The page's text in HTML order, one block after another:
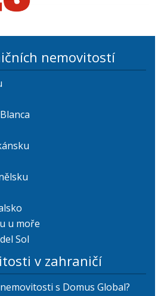
nemovitostí
u moře
Sol
v zahraničí
s Domus Global?